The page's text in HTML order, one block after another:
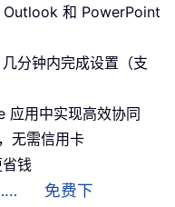
和 PowerPoint
分钟内完成设置（支
用中实现高效协同
无需信用卡
钱
免费下